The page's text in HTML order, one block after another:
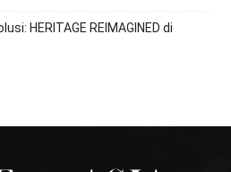
HERITAGE REIMAGINED di